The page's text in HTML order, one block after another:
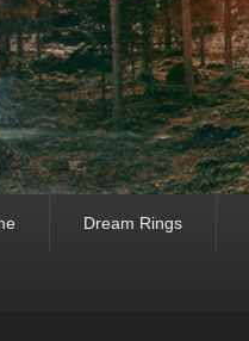
Dream Rings